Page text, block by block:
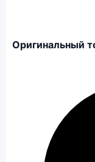
Оригинальный